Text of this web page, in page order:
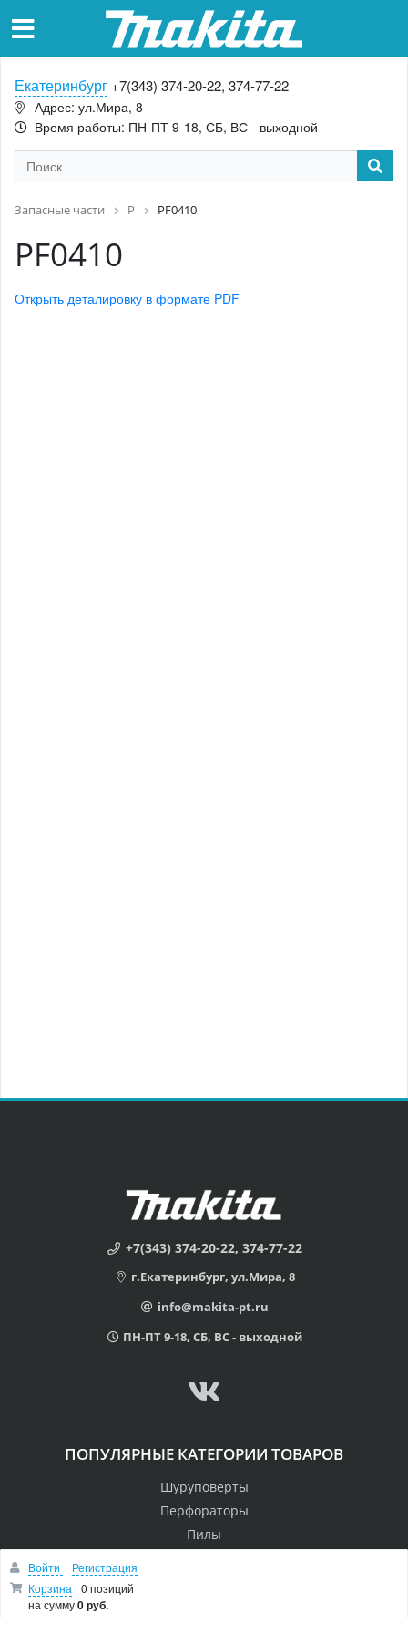
Екатеринбург +7(343) 374-20-22, 374-77-22
Адрес: ул.Мира, 8
Время работы: ПН-ПТ 9-18, СБ, ВС - выходной
Запасные части P PF0410
PF0410
Открыть деталировку в формате PDF
+7(343) 374-20-22, 374-77-22
г.Екатеринбург, ул.Мира, 8
info@makita-pt.ru
ПН-ПТ 9-18, СБ, ВС - выходной
ПОПУЛЯРНЫЕ КАТЕГОРИИ ТОВАРОВ
Шуруповерты
Перфораторы
Пилы
Войти
Регистрация
Корзина
0 позиций
на сумму0 руб.